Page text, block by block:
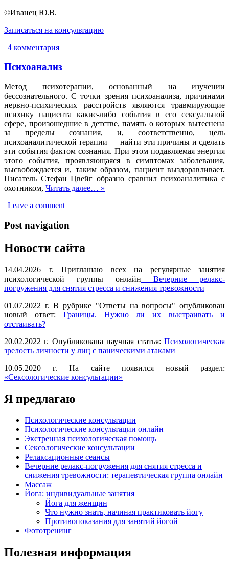
©Иванец Ю.В.
Записаться на консультацию
| 4 комментария
Психоанализ
Метод психотерапии, основанный на изучении
бессознательного. С точки зрения психоанализа, причинами
нервно-психических расстройств являются травмирующие
психику пациента какие-либо события в его сексуальной
сфере, произошедшие в детстве, память о которых вытеснена
за пределы сознания, и, соответственно, цель
психоаналитической терапии — найти эти причины и сделать
эти события фактом сознания. При этом подавляемая энергия
этого события, проявляющаяся в симптомах заболевания,
высвобождается и, таким образом, пациент выздоравливает.
Писатель Стефан Цвейг образно сравнил психоаналитика с
охотником, Читать далее… »
| Leave a comment
Post navigation
Новости сайта
14.04.2026 г. Приглашаю всех на регулярные занятия
психологической группы онлайн Вечерние релакс-
погружения для снятия стресса и снижения тревожности
01.07.2022 г. В рубрике "Ответы на вопросы" опубликован
новый ответ: Границы. Нужно ли их выстраивать и
отстаивать?
20.02.2022 г. Опубликована научная статья: Психологическая
зрелость личности у лиц с паническими атаками
10.05.2020 г. На сайте появился новый раздел:
«Сексологические консультации»
Я предлагаю
Психологические консультации
Психологические консультации онлайн
Экстренная психологическая помощь
Сексологические консультации
Релаксационные сеансы
Вечерние релакс-погружения для снятия стресса и
снижения тревожности: терапевтическая группа онлайн
Массаж
Йога: индивидуальные занятия
Йога для женщин
Что нужно знать, начиная практиковать йогу
Противопоказания для занятий йогой
Фототренинг
Полезная информация